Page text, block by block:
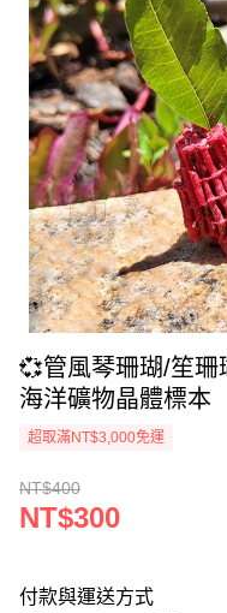
💞管風琴珊瑚/笙
海洋礦物晶體標本
超取滿NT$3,000免運
NT$400
NT$300
付款與運送方式